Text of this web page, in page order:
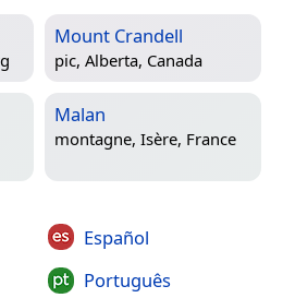
Mount Crandell
pic, Alberta, Canada
Malan
montagne, Isère, France
Español
Português